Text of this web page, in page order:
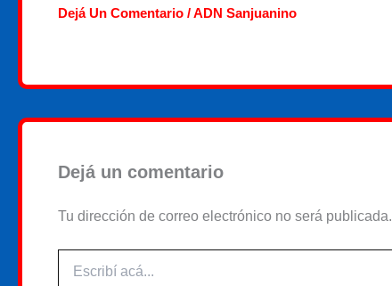
Dejá Un Comentario /ADN Sanjuanino
Dejá un comentario
Tu dirección de correo electrónico no será publicada.
acá...